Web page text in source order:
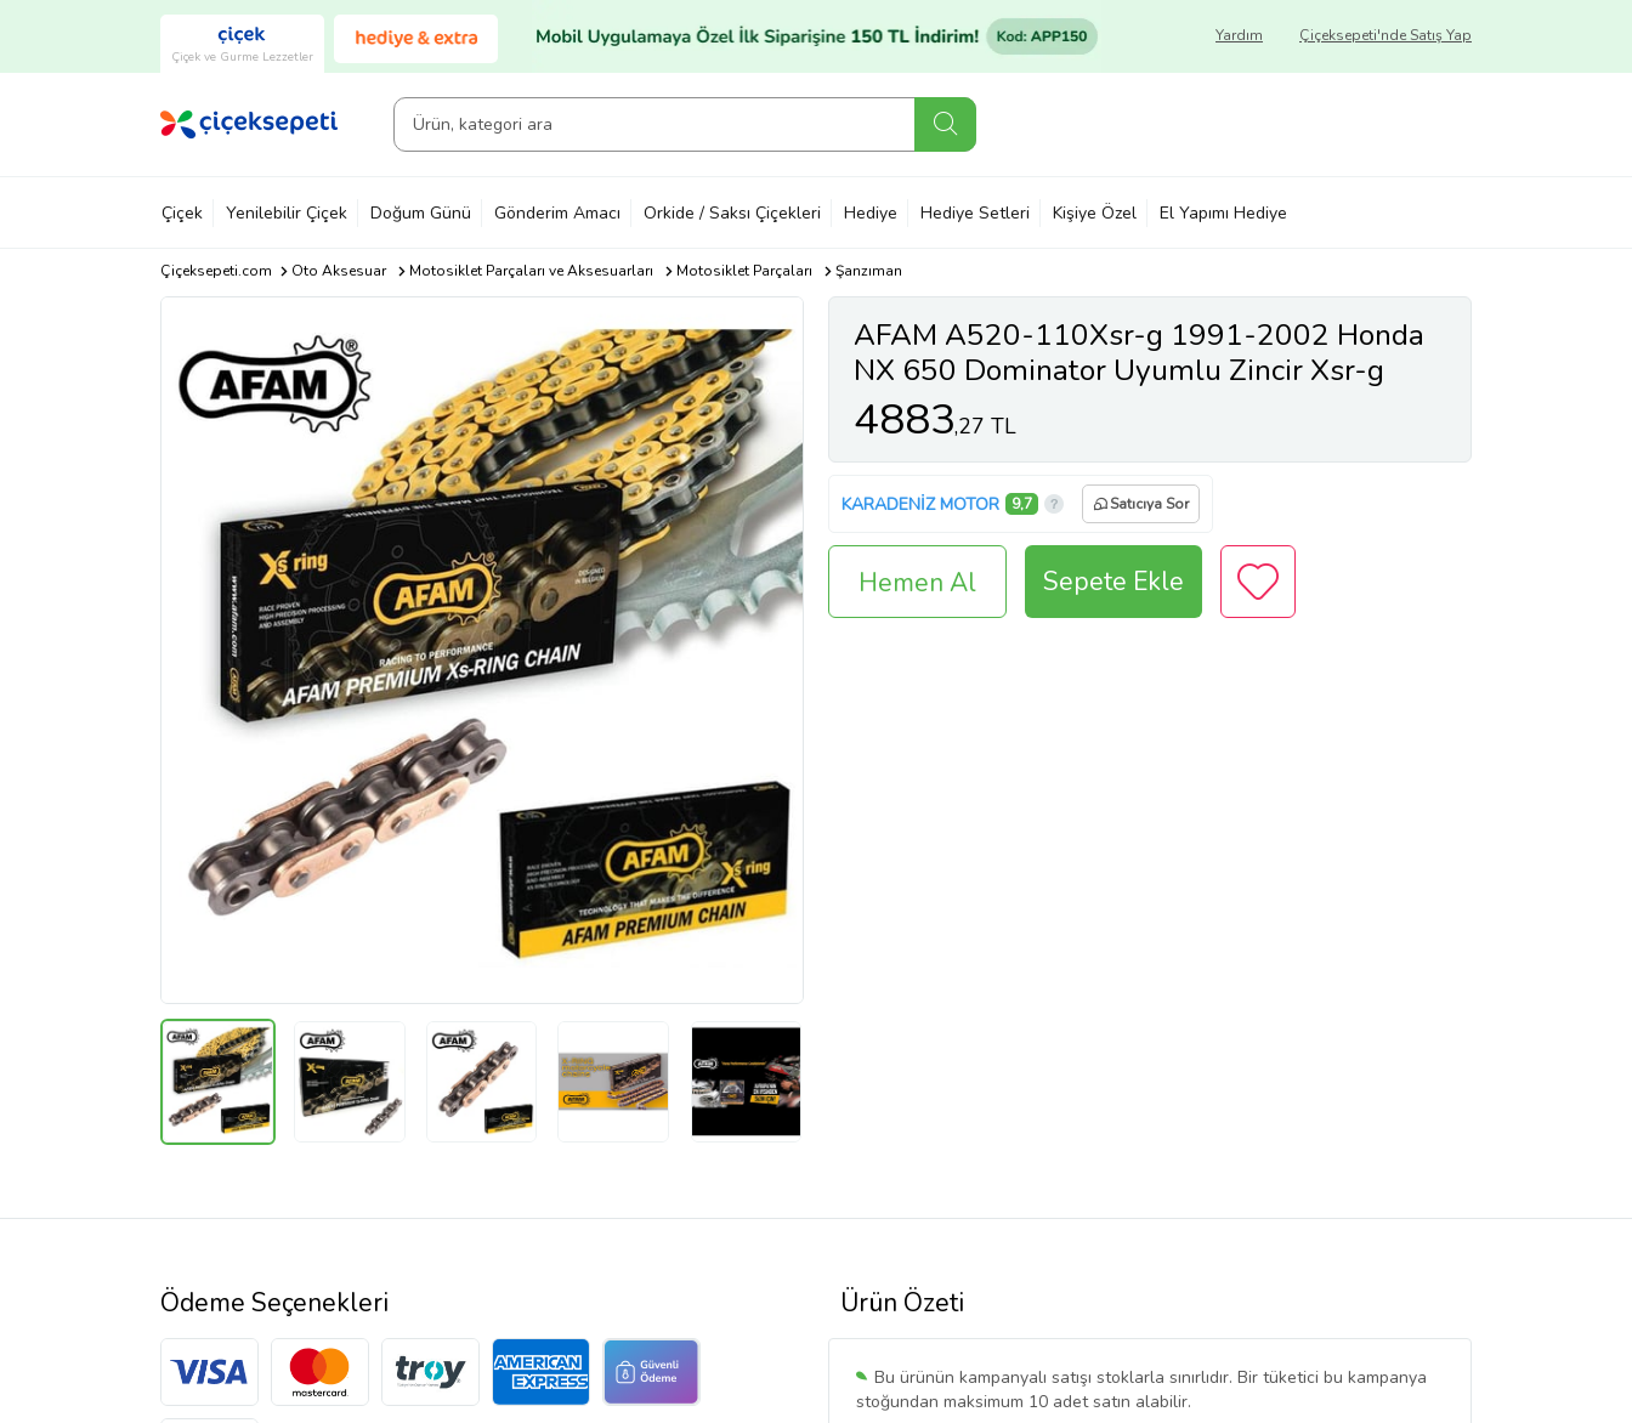
Çiçek ve Gurme Lezzetler
Çiçeksepeti'nde Satış Yap
Yardım
Çiçek Yenilebilir Çiçek Doğum Günü Gönderim Amacı Orkide / Saksı Çiçekleri Hediye Hediye Setleri Kişiye Özel El Yapımı Hediye
Çiçeksepeti.com Oto Aksesuar Motosiklet Parçaları ve Aksesuarları Motosiklet Parçaları Şanzıman
AFAM A520-110Xsr-g 1991-2002 Honda
NX 650 Dominator Uyumlu Zincir Xsr-g
Xring Go
4883,27 TL
KARADENİZ MOTOR 9,7 Satıcıya Sor
Hemen Al Sepete Ekle
Ürün Özeti
Bu ürünün kampanyalı satışı stoklarla sınırlıdır. Bir tüketici bu kampanya
stoğundan maksimum 10 adet satın alabilir.
Ödeme Seçenekleri